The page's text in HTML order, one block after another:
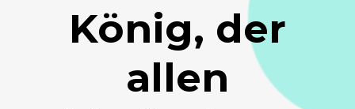
König, der
allen